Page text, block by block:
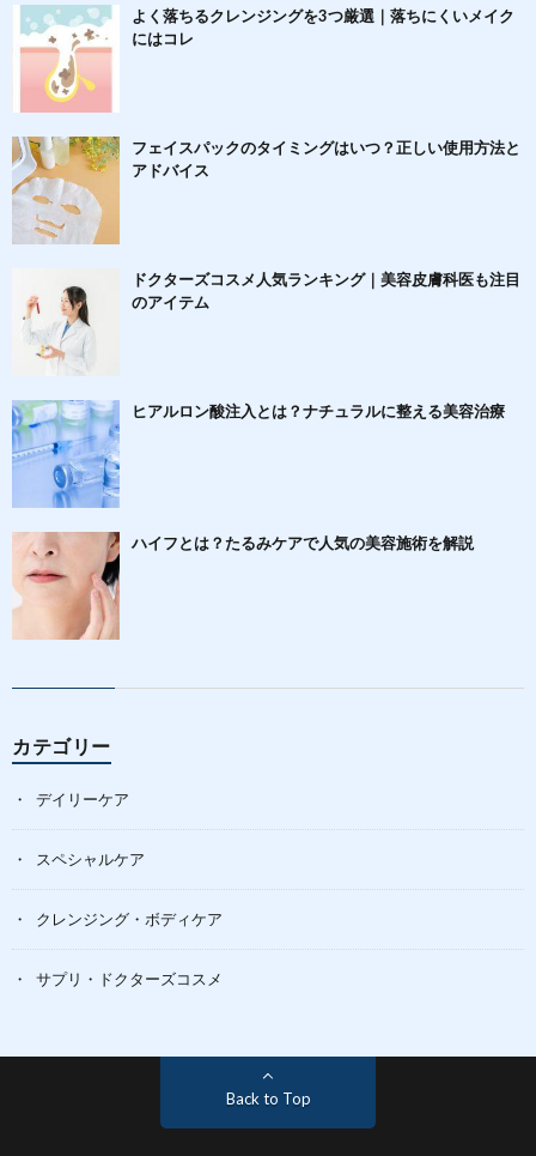
よく落ちるクレンジングを3つ厳選｜落ちにくいメイク
にはコレ
フェイスパックのタイミングはいつ？正しい使用方法と
アドバイス
ドクターズコスメ人気ランキング｜美容皮膚科医も注目
のアイテム
ヒアルロン酸注入とは？ナチュラルに整える美容治療
ハイフとは？たるみケアで人気の美容施術を解説
カテゴリー
デイリーケア
スペシャルケア
クレンジング・ボディケア
サプリ・ドクターズコスメ
Back to Top